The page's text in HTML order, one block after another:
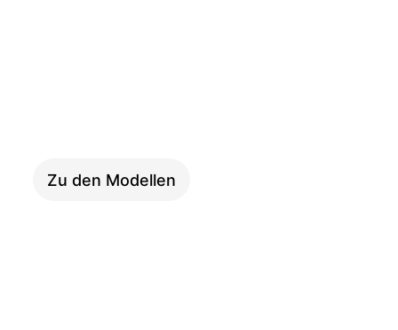
Zu den Modellen